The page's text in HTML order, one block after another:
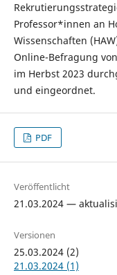
Professor*innen an
Wissenschaften
Online-Befragung
im Herbst 2023
und eingeordnet.
PDF
Veröffentlicht
21.03.2024 —
Versionen
25.03.2024 (2)
21.03.2024 (1)